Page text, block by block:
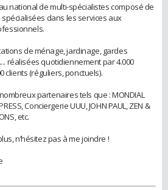
national de multi-spécialistes composé de
dans les services aux
de ménage, jardinage, gardes
réalisées quotidiennement par 4.000
clients (réguliers, ponctuels).
partenaires tels que : MONDIAL
Conciergerie UUU, JOHN PAUL, ZEN &
etc.
n’hésitez pas à me joindre !